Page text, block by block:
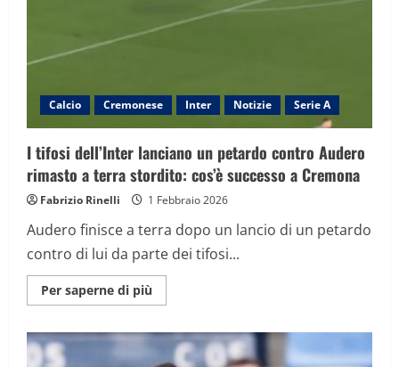
Zielinski,
sale
Calcio Cremonese Inter Notizie Serie A
I tifosi dell’Inter lanciano un petardo contro Audero
rimasto a terra stordito: cos’è successo a Cremona
Fabrizio Rinelli 1 Febbraio 2026
Audero finisce a terra dopo un lancio di un petardo
contro di lui da parte dei tifosi...
Per saperne di più
informazioni
tifosi
dell’Inter